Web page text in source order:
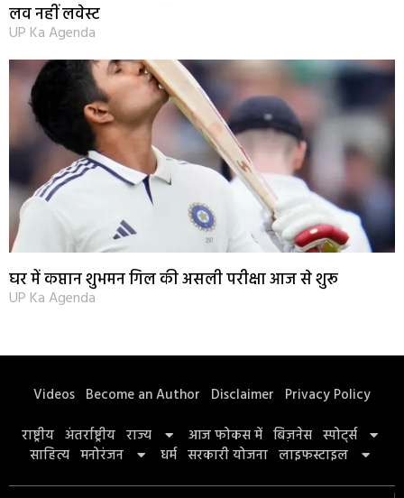
लव नहीं लवेस्ट
UP Ka Agenda
घर में कप्तान शुभमन गिल की असली परीक्षा आज से शुरू
UP Ka Agenda
Videos Become an Author Disclaimer Privacy Policy
राष्ट्रीय अंतर्राष्ट्रीय राज्य आज फोकस में बिज़नेस स्पोर्ट्स
साहित्य मनोरंजन धर्म सरकारी योजना लाइफस्टाइल